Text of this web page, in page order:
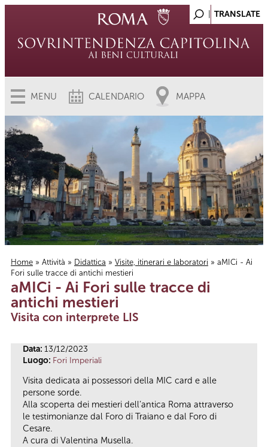
MENU CALENDARIO MAPPA
Tu sei qui
Home » Attività » Didattica » Visite, itinerari e laboratori » aMICi - Ai
Fori sulle tracce di antichi mestieri
aMICi - Ai Fori sulle tracce di
antichi mestieri
Visita con interprete LIS
Data: 13/12/2023
Luogo: Fori Imperiali
Visita dedicata ai possessori della MIC card e alle
persone sorde.
Alla scoperta dei mestieri dell’antica Roma attraverso
le testimonianze dal Foro di Traiano e dal Foro di
Cesare.
A cura di Valentina Musella.